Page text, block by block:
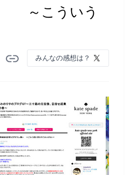
～こういう
みんなの感想は？